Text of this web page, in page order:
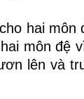
hai môn
môn đệ
lên và